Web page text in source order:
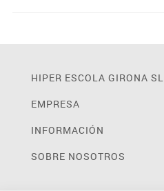
HIPER ESCOLA GIRONA SL
EMPRESA
INFORMACIÓN
SOBRE NOSOTROS